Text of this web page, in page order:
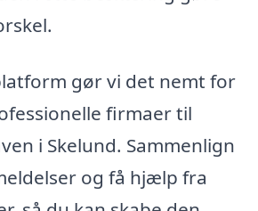
gør vi det nemt for
firmaer til
i Skelund. Sammenlign
og få hjælp fra